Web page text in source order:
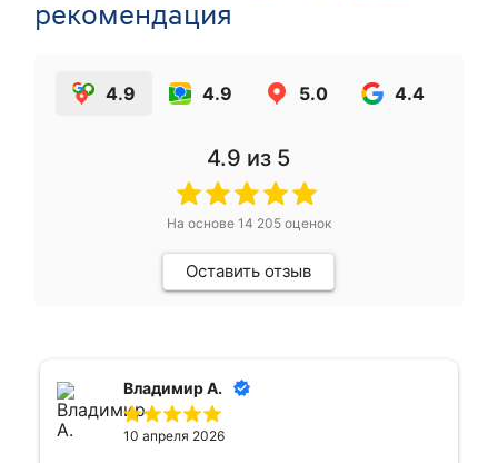
рекомендация
4.9 4.9 5.0 4.4
4.9 из 5
На основе 14 205оценок
Оставить отзыв
Владимир А.
10 апреля 2026